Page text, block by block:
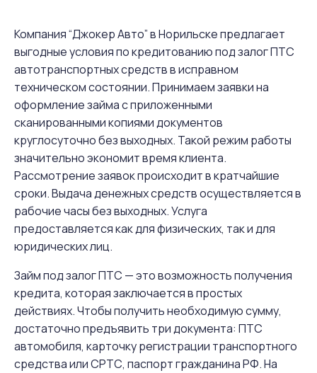
Компания “Джокер Авто” в Норильске предлагает
выгодные условия по кредитованию под залог ПТС
автотранспортных средств в исправном
техническом состоянии. Принимаем заявки на
оформление займа с приложенными
сканированными копиями документов
круглосуточно без выходных. Такой режим работы
значительно экономит время клиента.
Рассмотрение заявок происходит в кратчайшие
сроки. Выдача денежных средств осуществляется в
рабочие часы без выходных. Услуга
предоставляется как для физических, так и для
юридических лиц.
Займ под залог ПТС — это возможность получения
кредита, которая заключается в простых
действиях. Чтобы получить необходимую сумму,
достаточно предъявить три документа: ПТС
автомобиля, карточку регистрации транспортного
средства или СРТС, паспорт гражданина РФ. На